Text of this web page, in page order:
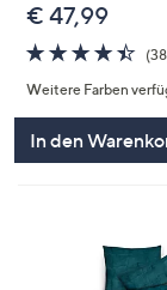
€ 47,99
4.4
von
5
Weitere Farben
In den